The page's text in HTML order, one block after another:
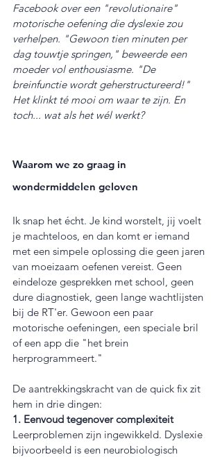
Facebook over een "revolutionaire"
motorische oefening die dyslexie zou
verhelpen. "Gewoon tien minuten per
dag touwtje springen," beweerde een
moeder vol enthousiasme. "De
breinfunctie wordt geherstructureerd!"
Het klinkt té mooi om waar te zijn. En
toch... wat als het wél werkt?
Waarom we zo graag in
wondermiddelen geloven
Ik snap het écht. Je kind worstelt, jij voelt
je machteloos, en dan komt er iemand
met een simpele oplossing die geen jaren
van moeizaam oefenen vereist. Geen
eindeloze gesprekken met school, geen
dure diagnostiek, geen lange wachtlijsten
bij de RT'er. Gewoon een paar
motorische oefeningen, een speciale bril
of een app die "het brein
herprogrammeert."
De aantrekkingskracht van de quick fix zit
hem in drie dingen:
1. Eenvoud tegenover complexiteit
Leerproblemen zijn ingewikkeld. Dyslexie
bijvoorbeeld is een neurobiologisch